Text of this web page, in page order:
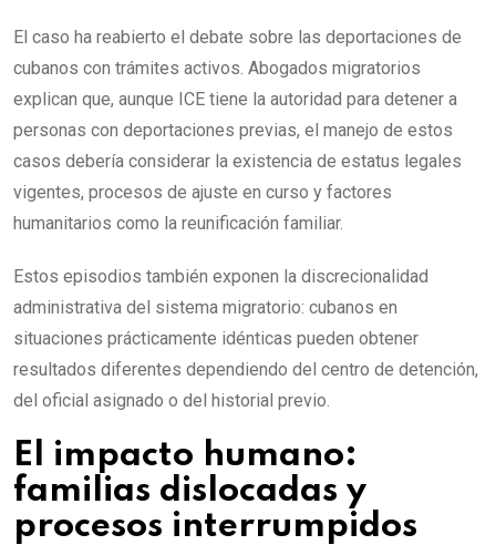
El caso ha reabierto el debate sobre las deportaciones de
cubanos con trámites activos. Abogados migratorios
explican que, aunque ICE tiene la autoridad para detener a
personas con deportaciones previas, el manejo de estos
casos debería considerar la existencia de estatus legales
vigentes, procesos de ajuste en curso y factores
humanitarios como la reunificación familiar.
Estos episodios también exponen la discrecionalidad
administrativa del sistema migratorio: cubanos en
situaciones prácticamente idénticas pueden obtener
resultados diferentes dependiendo del centro de detención,
del oficial asignado o del historial previo.
El impacto humano:
familias dislocadas y
procesos interrumpidos